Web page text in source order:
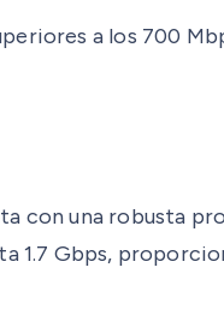
a los 700
con una robusta
1.7 Gbps,